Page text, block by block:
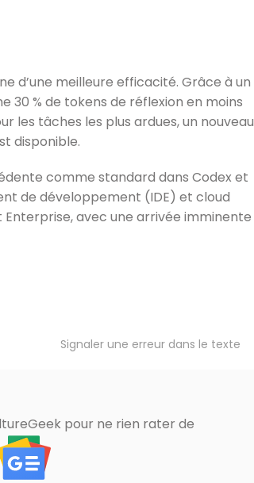
d’une meilleure efficacité. Grâce à un
30 % de tokens de réflexion en moins
les tâches les plus ardues, un nouveau
disponible.
comme standard dans Codex et
de développement (IDE) et cloud
Enterprise, avec une arrivée imminente
Signaler une erreur dans le texte
pour ne rien rater de